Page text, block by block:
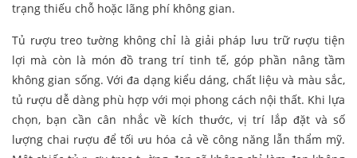
trạng thiếu chỗ hoặc lãng phí không gian.
Tủ rượu treo tường không chỉ là giải pháp lưu trữ rượu tiện
lợi mà còn là món đồ trang trí tinh tế, góp phần nâng tầm
không gian sống. Với đa dạng kiểu dáng, chất liệu và màu sắc,
tủ rượu dễ dàng phù hợp với mọi phong cách nội thất. Khi lựa
chọn, bạn cần cân nhắc về kích thước, vị trí lắp đặt và số
lượng chai rượu để tối ưu hóa cả về công năng lẫn thẩm mỹ.